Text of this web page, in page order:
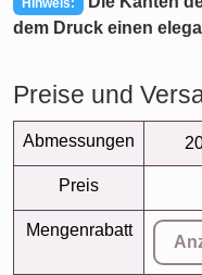
Hinweis:
dem Druck einen
Preise und
Abmessungen
Preis
Mengenrabatt